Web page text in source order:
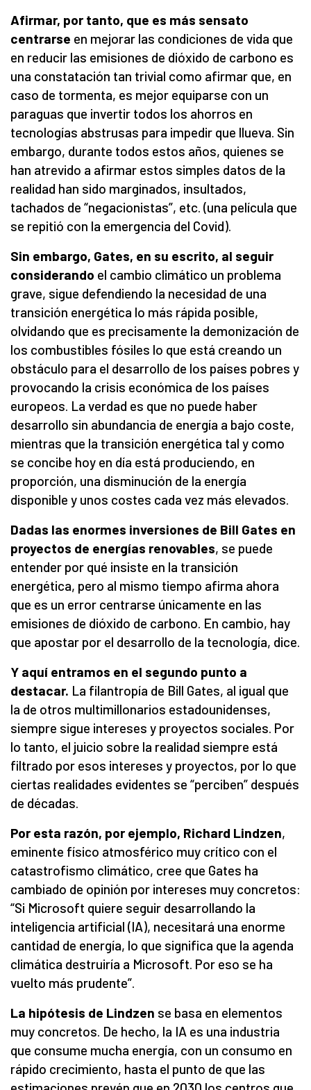
Afirmar, por tanto, que es más sensato
centrarse en mejorar las condiciones de vida que
en reducir las emisiones de dióxido de carbono es
una constatación tan trivial como afirmar que, en
caso de tormenta, es mejor equiparse con un
paraguas que invertir todos los ahorros en
tecnologías abstrusas para impedir que llueva. Sin
embargo, durante todos estos años, quienes se
han atrevido a afirmar estos simples datos de la
realidad han sido marginados, insultados,
tachados de “negacionistas”, etc. (una película que
se repitió con la emergencia del Covid).
Sin embargo, Gates, en su escrito, al seguir
considerando el cambio climático un problema
grave, sigue defendiendo la necesidad de una
transición energética lo más rápida posible,
olvidando que es precisamente la demonización de
los combustibles fósiles lo que está creando un
obstáculo para el desarrollo de los países pobres y
provocando la crisis económica de los países
europeos. La verdad es que no puede haber
desarrollo sin abundancia de energía a bajo coste,
mientras que la transición energética tal y como
se concibe hoy en día está produciendo, en
proporción, una disminución de la energía
disponible y unos costes cada vez más elevados.
Dadas las enormes inversiones de Bill Gates en
proyectos de energías renovables, se puede
entender por qué insiste en la transición
energética, pero al mismo tiempo afirma ahora
que es un error centrarse únicamente en las
emisiones de dióxido de carbono. En cambio, hay
que apostar por el desarrollo de la tecnología, dice.
Y aquí entramos en el segundo punto a
destacar. La filantropía de Bill Gates, al igual que
la de otros multimillonarios estadounidenses,
siempre sigue intereses y proyectos sociales. Por
lo tanto, el juicio sobre la realidad siempre está
filtrado por esos intereses y proyectos, por lo que
ciertas realidades evidentes se “perciben” después
de décadas.
Por esta razón, por ejemplo, Richard Lindzen,
eminente físico atmosférico muy crítico con el
catastrofismo climático, cree que Gates ha
cambiado de opinión por intereses muy concretos:
“Si Microsoft quiere seguir desarrollando la
inteligencia artificial (IA), necesitará una enorme
cantidad de energía, lo que significa que la agenda
climática destruiría a Microsoft. Por eso se ha
vuelto más prudente”.
La hipótesis de Lindzen se basa en elementos
muy concretos. De hecho, la IA es una industria
que consume mucha energía, con un consumo en
rápido crecimiento, hasta el punto de que las